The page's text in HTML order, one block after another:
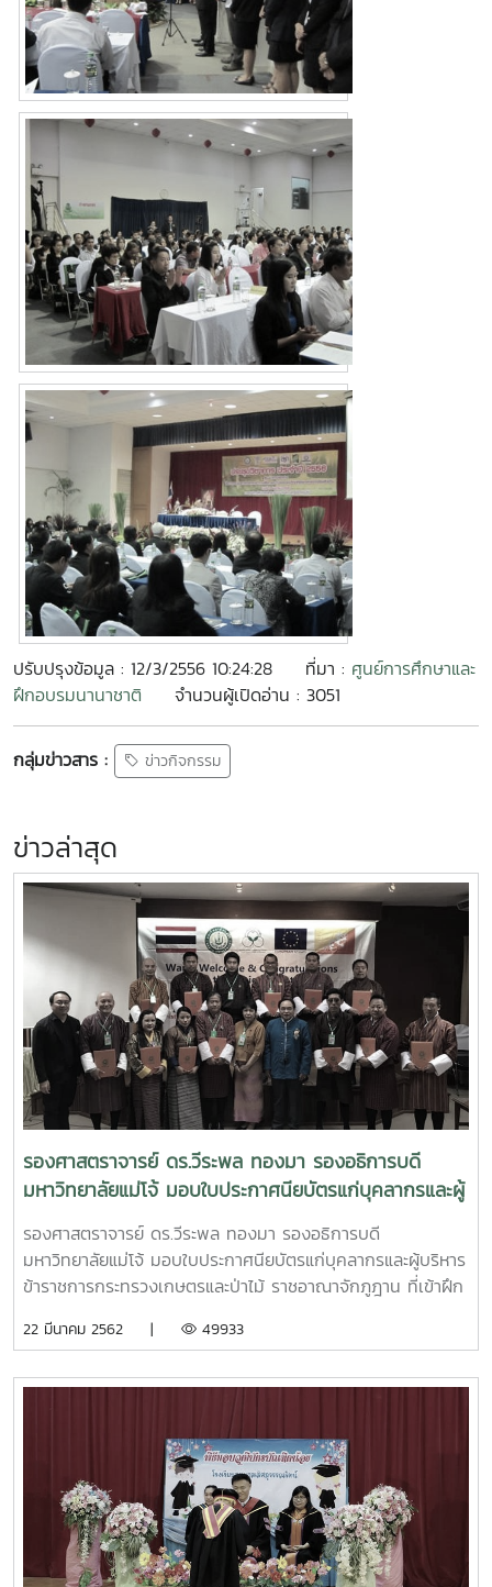
ปรับปรุงข้อมูล : 12/3/2556 10:24:28 ที่มา : ศูนย์การศึกษาและ
ฝึกอบรมนานาชาติ
จำนวนผู้เปิดอ่าน : 3051
กลุ่มข่าวสาร : ข่าวกิจกรรม
ข่าวล่าสุด
รองศาสตราจารย์ ดร.วีระพล ทองมา รองอธิการบดี
มหาวิทยาลัยแม่โจ้ มอบใบประกาศนียบัตรแก่บุคลากรและผู้
บริหาร ข้าราชการกระทรวงเกษตรและป่าไม้ ราชอาณาจัก
ภูฎาน ที่เข้าฝึกอบรมหลักสูตรระยะสั้นกับมหาวิทยาลัยแม่โจ้
โดยความร่วมมือกับองค์การสหภาพยุโรป ซึ่งมหาวิทยาลัย
ได้จัดหลักสูตรตามศาสตร์แขนงวิชาต่างๆ กว่า 140
หลักสูตร เพื่อให้บุคลากรจากราชอาณาจักรภูฏาน ที่เข้ารับ
จริงเมื่อกลับประเทศ
รองศาสตราจารย์ ดร.วีระพล ทองมา รองอธิการบดี
มหาวิทยาลัยแม่โจ้ มอบใบประกาศนียบัตรแก่บุคลากรและผู้บริหาร
ข้าราชการกระทรวงเกษตรและป่าไม้ ราชอาณาจักภูฎาน ที่เข้าฝึก
องค์การสหภาพยุโรป ซึ่งมหาวิทยาลัยได้จัดหลักสูตรตามศาสตร์
อาณาจักรภูฏาน ที่เข้ารับการฝึกอบรมสามารถนำไปประยุกต์ใช้ใน
หน้าที่การงานได้จริงเมื่อกลับประเทศ วันพฤหัสที่ 14 มีนาคม
2562 ณ ศูนย์การศึกษาและฝึกอบรมนานาชาติ
22 มีนาคม 2562 | 49933